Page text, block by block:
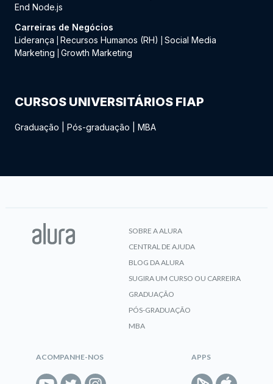
End Node.js
Carreiras de Negócios
Liderança
Recursos Humanos (RH)
Social Media
Marketing
Growth Marketing
CURSOS UNIVERSITÁRIOS FIAP
Graduação Pós-graduação MBA
SOBRE A ALURA
CENTRAL DE AJUDA
BLOG DA ALURA
SUGIRA UM CURSO OU CARREIRA
GRADUAÇÃO
PÓS-GRADUAÇÃO
MBA
ACOMPANHE-NOS APPS